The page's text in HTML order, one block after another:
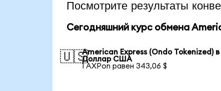
Посмотрите результаты
Сегодняшний курс обмена
🇺🇸American Express (Ondo Tokenized) в
Доллар США
1 AXPon равен 343,06 $